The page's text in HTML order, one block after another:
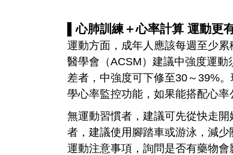
▌心肺訓練＋心率計算 運動更
運動方面，成年人應該每週至少
醫學會（ACSM）建議中強度運
差者，中強度可下修至30～39%
學心率監控功能，如果能搭配心率
無運動習慣者，建議可先從快走
者，建議使用腳踏車或游泳，減
運動注意事項，詢問是否有藥物